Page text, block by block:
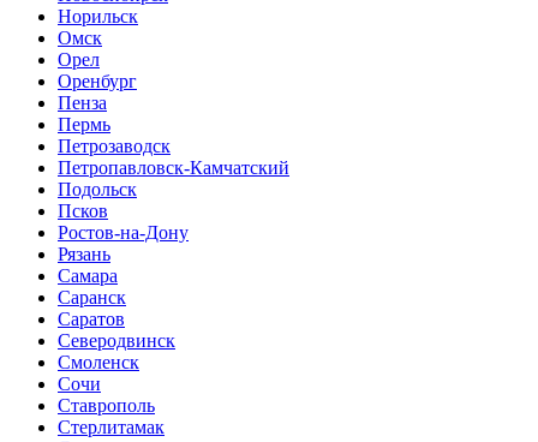
Норильск
Омск
Орел
Оренбург
Пенза
Пермь
Петрозаводск
Петропавловск-Камчатский
Подольск
Псков
Ростов-на-Дону
Рязань
Самара
Саранск
Саратов
Северодвинск
Смоленск
Сочи
Ставрополь
Стерлитамак